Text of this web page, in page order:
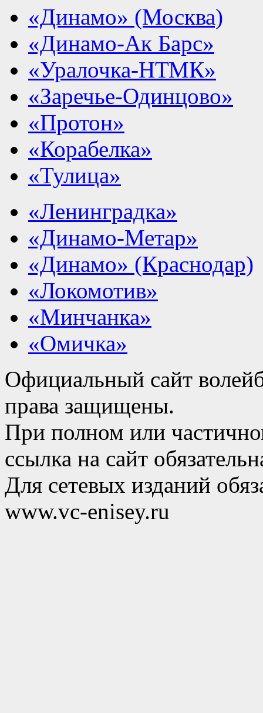
«Динамо» (Москва)
«Динамо-Ак Барс»
«Уралочка-НТМК»
«Заречье-Одинцово»
«Протон»
«Корабелка»
«Тулица»
«Ленинградка»
«Динамо-Метар»
«Динамо» (Краснодар)
«Локомотив»
«Минчанка»
«Омичка»
Официальный сайт
права защищены.
При полном или
ссылка на сайт
Для сетевых изданий
www.vc-enisey.ru